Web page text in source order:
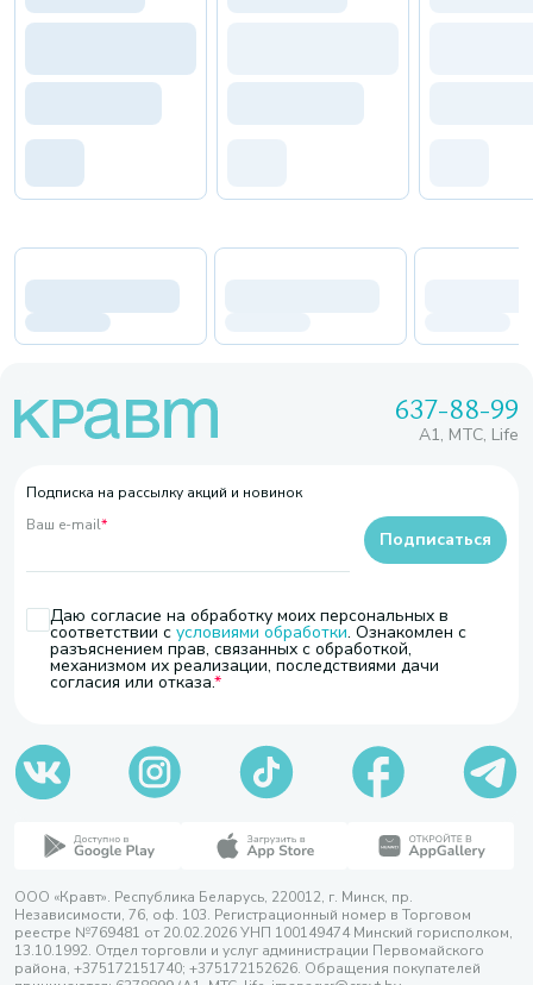
637-88-99
A1, МТС, Life
Подписка на рассылку акций и новинок
Ваш e-mail*
Даю согласие на обработку моих персональных в
соответствии с условиями обработки. Ознакомлен с
разъяснением прав, связанных с обработкой,
механизмом их реализации, последствиями дачи
согласия или отказа.
Подписаться
ООО «Кравт». Республика Беларусь, 220012, г. Минск, пр.
Независимости, 76, оф. 103. Регистрационный номер в Торговом
реестре №769481 от 20.02.2026 УНП 100149474 Минский горисполком,
13.10.1992. Отдел торговли и услуг администрации Первомайского
района, +375172151740; +375172152626. Обращения покупателей